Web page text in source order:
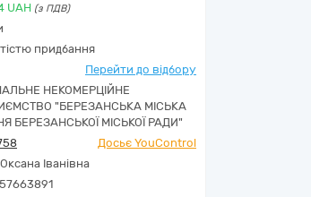
UAH (з ПДВ)
придбання
Перейти до відбору
НЕКОМЕРЦІЙНЕ
"БЕРЕЗАНСЬКА МІСЬКА
БЕРЕЗАНСЬКОЇ МІСЬКОЇ РАДИ"
Досьє YouControl
Іванівна